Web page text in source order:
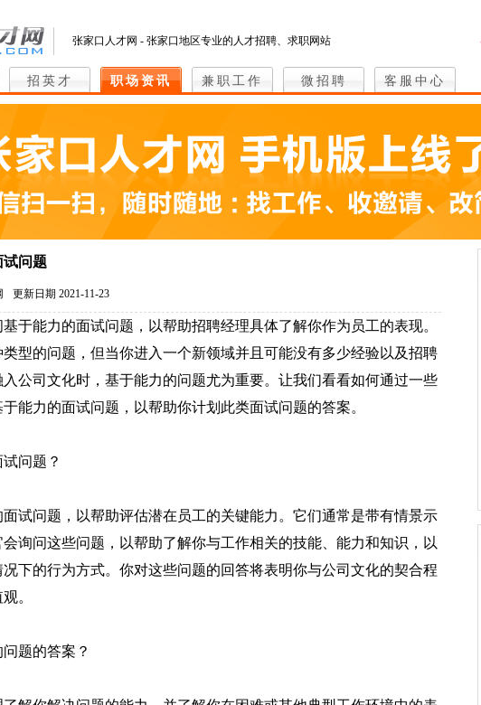
张家口人才网 - 张家口地区专业的人才招聘、求职网站
招英才 职场资讯 兼职工作 微招聘 客服中心
试问题
更新日期 2021-11-23
于能力的面试问题，以帮助招聘经理具体了解你作为员工的表现。
型的问题，但当你进入一个新领域并且可能没有多少经验以及招聘
公司文化时，基于能力的问题尤为重要。让我们看看如何通过一些
能力的面试问题，以帮助你计划此类面试问题的答案。
问题？
试问题，以帮助评估潜在员工的关键能力。它们通常是带有情景示
询问这些问题，以帮助了解你与工作相关的技能、能力和知识，以
下的行为方式。你对这些问题的回答将表明你与公司文化的契合程
。
题的答案？